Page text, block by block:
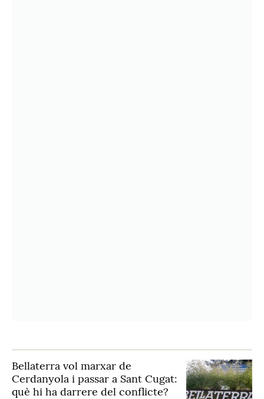
Bellaterra vol marxar de
Cerdanyola i passar a Sant Cugat:
què hi ha darrere del conflicte?